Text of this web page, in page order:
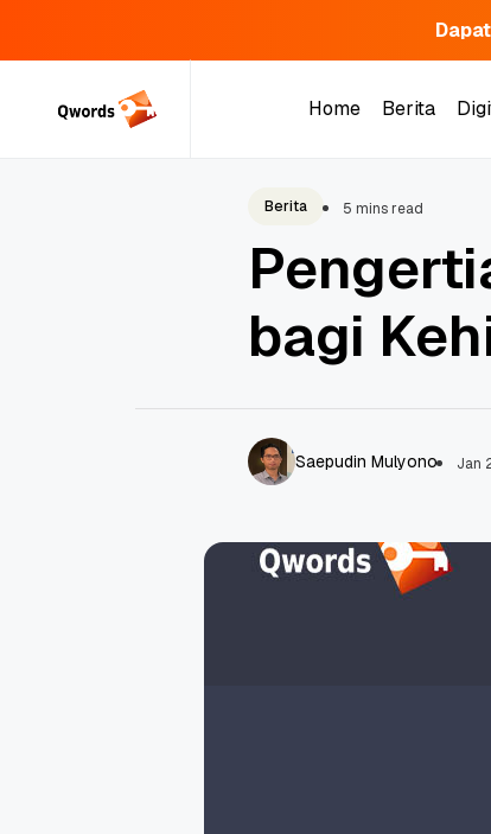
Home
Berita
Berita 5 mins read
bagi
Saepudin Mulyono Jan